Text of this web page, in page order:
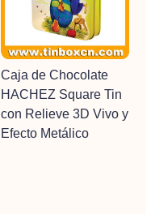
Caja de Chocolate
HACHEZ Square Tin
con Relieve 3D Vivo y
Efecto Metálico